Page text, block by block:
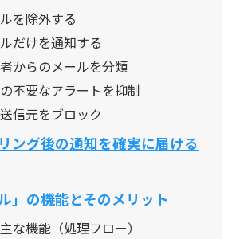
を除外する
だけを通知する
からのメールを分類
不要なアラートを抑制
信元をブロック
ング後の通知を確実に届ける
」の機能とそのメリット
な機能（処理フロー）